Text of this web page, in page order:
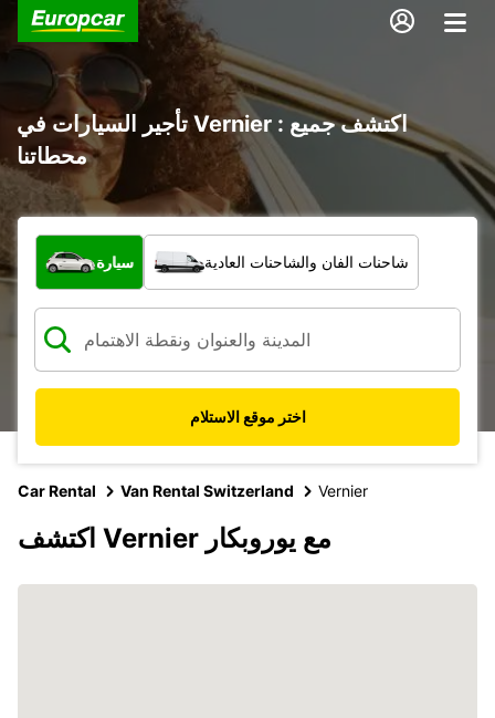
تأجير السيارات في Vernier : اكتشف جميع
محطاتنا
ما نوع المركبة؟
سيارة شاحنات الفان والشاحنات العادية
اختر موقع الاستلام
Car Rental Van Rental Switzerland Vernier
اكتشف Vernier مع يوروبكار